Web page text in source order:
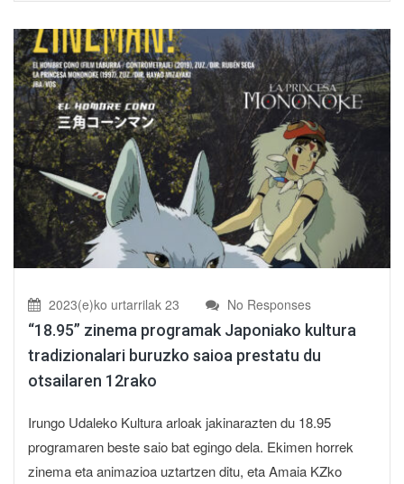
2023(e)ko urtarrilak 23 No Responses
“18.95” zinema programak Japoniako kultura
tradizionalari buruzko saioa prestatu du
otsailaren 12rako
Irungo Udaleko Kultura arloak jakinarazten du 18.95
programaren beste saio bat egingo dela. Ekimen horrek
zinema eta animazioa uztartzen ditu, eta Amaia KZko